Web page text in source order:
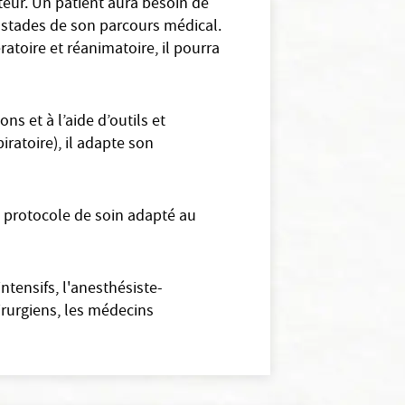
Un patient aura besoin de
de son parcours médical.
et réanimatoire, il pourra
et à l’aide d’outils et
il adapte son
de soin adapté au
l'anesthésiste-
les médecins